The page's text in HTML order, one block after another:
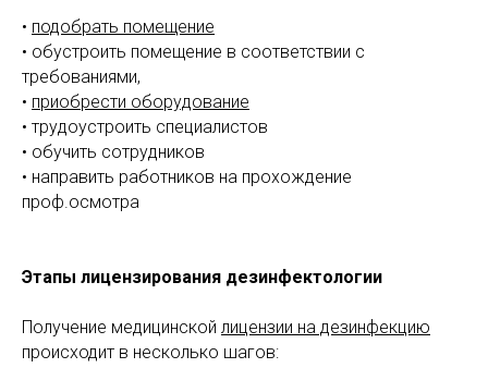
• подобрать помещение
• обустроить помещение в соответствии с
требованиями,
• приобрести оборудование
• трудоустроить специалистов
• обучить сотрудников
• направить работников на прохождение
проф.осмотра
️Этапы лицензирования дезинфектологии
Получение медицинской лицензии на дезинфекцию
происходит в несколько шагов: